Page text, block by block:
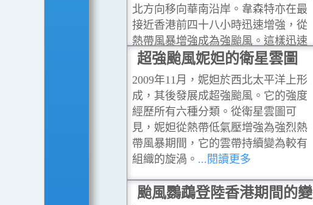
北方向移向華南沿岸。韋森特亦在最
接近香港前四十八小時迅速增強，從
熱帶風暴增強成為強颱風。這樣迅速
增強的情況，以上述熱帶氣旋來說是
史無前例。
...閱讀更多
超強颱風妮妲的衛星雲圖
2009年11月，妮妲於西北太平洋上形
成，其後發展成超強颱風。它的強度
經歷所有六種分類。從衛星雲圖可
見，妮妲從熱帶低氣壓增強為強烈熱
帶風暴期間，它的雲帶持續變為較有
組織的旋渦。 ...閱讀更多
颱風鸚鵡登陸香港期間的變